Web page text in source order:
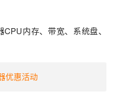
内存、带宽、系统盘、
优惠活动